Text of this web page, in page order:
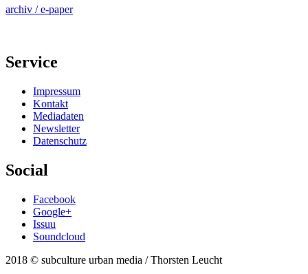
archiv / e-paper
Service
Impressum
Kontakt
Mediadaten
Newsletter
Datenschutz
Social
Facebook
Google+
Issuu
Soundcloud
2018 © subculture urban media / Thorsten Leucht